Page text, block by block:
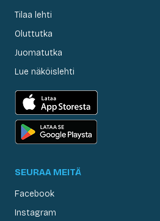
Tilaa lehti
Oluttutka
Juomatutka
Lue näköislehti
SEURAA MEITÄ
Facebook
Instagram